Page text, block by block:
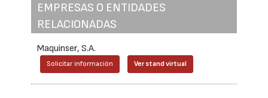
EMPRESAS O ENTIDADES
RELACIONADAS
Maquinser, S.A.
Solicitar información Ver stand virtual